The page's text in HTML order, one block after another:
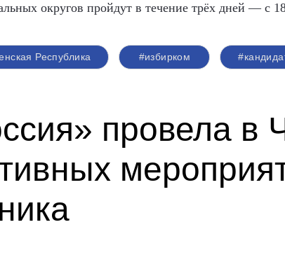
округов пройдут в течение трёх дней — с
Республика #избирком
провела в